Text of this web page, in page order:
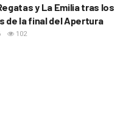
y La Emilia tras los
de la final del Apertura
102